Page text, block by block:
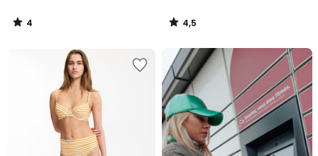
4
/
4,5
/
Nouveau
Livraison
en
Locker
Mondial
Relay